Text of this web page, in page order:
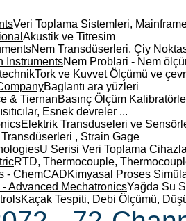
Veri Toplama Sistemleri,
Akustik ve Titresim
Nem Transdüserleri, Çiy
InstrumentsNem Problari - Nem
Tork ve Kuvvet Ölçümü ve
Baglantı ara yüzleri
& TiernanBasınç Ölçüm
Esnek devreler ...
Elektrik Transduseleri ve
Transdüserleri , Strain Gage
U Serisi Veri Toplama
RTD, Thermocouple,
- ChemCADKimyasal Proses
- Advanced MechatronicsYağda Su
Kaçak Tespiti, Debi Ölçümü,